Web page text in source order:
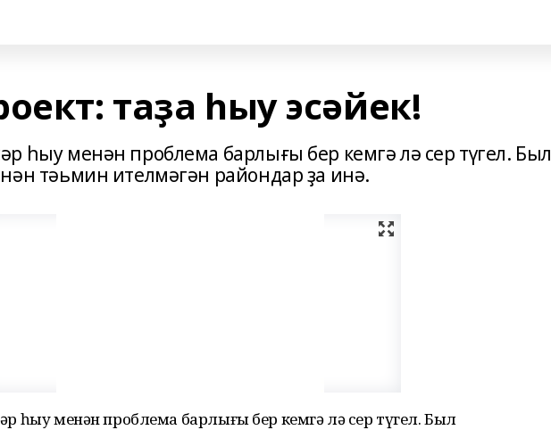
таҙа һыу эсәйек!
һыу менән проблема барлығы бер кемгә лә сер түгел. Был
тәьмин ителмәгән райондар ҙа инә.
һыу менән проблема барлығы бер кемгә лә сер түгел. Был